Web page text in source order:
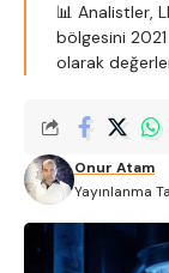
📊 Analistler,
bölgesini
olarak
Yayınlanma
Onur Atam